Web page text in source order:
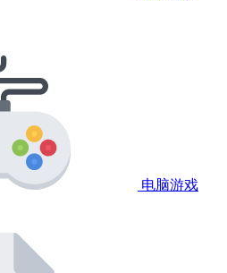
电脑游戏